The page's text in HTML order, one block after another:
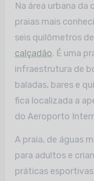
Na área urbana da
praias mais
seis quilômetros
calçadão. É uma
infraestrutura de
baladas, bares e
fica localizada a
do Aeroporto
A praia, de águas
para adultos e
práticas